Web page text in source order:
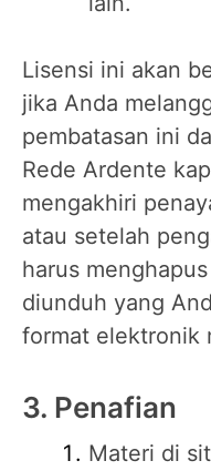
Lisensi ini akan
jika Anda
pembatasan ini
Rede Ardente
mengakhiri
atau setelah
harus
diunduh yang
format elektronik
3. Penafian
Materi di